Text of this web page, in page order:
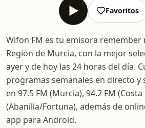
Favoritos
Wifon FM es tu emisora remember
Región de Murcia, con la mejor
ayer y de hoy las 24 horas del día.
programas semanales en directo y
en 97.5 FM (Murcia), 94.2 FM (Costa
(Abanilla/Fortuna), además de
app para Android.